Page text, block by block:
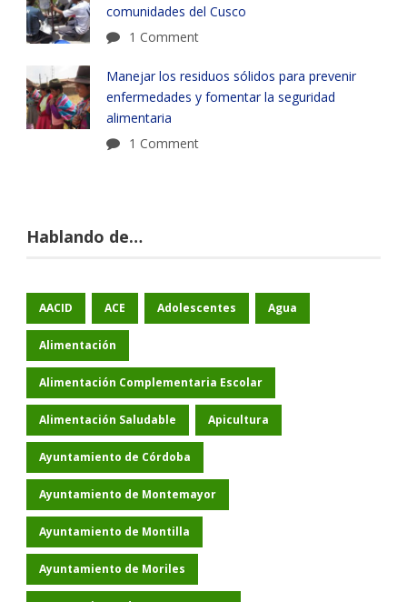
comunidades del Cusco
1 Comment
Manejar los residuos sólidos para prevenir
enfermedades y fomentar la seguridad
alimentaria
1 Comment
Hablando de…
AACID ACE Adolescentes Agua
Alimentación
Alimentación Complementaria Escolar
Alimentación Saludable Apicultura
Ayuntamiento de Córdoba
Ayuntamiento de Montemayor
Ayuntamiento de Montilla
Ayuntamiento de Moriles